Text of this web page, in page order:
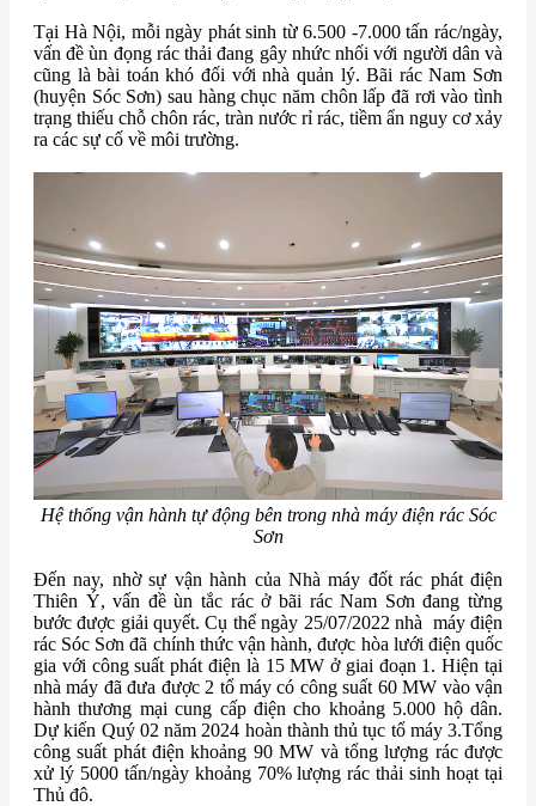
Tại Hà Nội, mỗi ngày phát sinh từ 6.500 -7.000 tấn rác/ngày,
vấn đề ùn đọng rác thải đang gây nhức nhối với người dân và
cũng là bài toán khó đối với nhà quản lý. Bãi rác Nam Sơn
(huyện Sóc Sơn) sau hàng chục năm chôn lấp đã rơi vào tình
trạng thiếu chỗ chôn rác, tràn nước rỉ rác, tiềm ẩn nguy cơ xảy
ra các sự cố về môi trường.
Hệ thống vận hành tự động bên trong nhà máy điện rác Sóc
Sơn
Đến nay, nhờ sự vận hành của Nhà máy đốt rác phát điện
Thiên Ý, vấn đề ùn tắc rác ở bãi rác Nam Sơn đang từng
bước được giải quyết. Cụ thể ngày 25/07/2022 nhà máy điện
rác Sóc Sơn đã chính thức vận hành, được hòa lưới điện quốc
gia với công suất phát điện là 15 MW ở giai đoạn 1. Hiện tại
nhà máy đã đưa được 2 tổ máy có công suất 60 MW vào vận
hành thương mại cung cấp điện cho khoảng 5.000 hộ dân.
Dự kiến Quý 02 năm 2024 hoàn thành thủ tục tổ máy 3.Tổng
công suất phát điện khoảng 90 MW và tổng lượng rác được
xử lý 5000 tấn/ngày khoảng 70% lượng rác thải sinh hoạt tại
Thủ đô.